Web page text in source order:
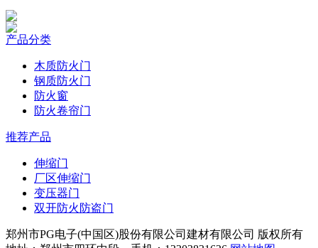
产品分类
木质防火门
钢质防火门
防火窗
防火卷帘门
推荐产品
伸缩门
厂区伸缩门
变压器门
双开防火防盗门
郑州市PG电子(中国区)股份有限公司建材有限公司 版权所有